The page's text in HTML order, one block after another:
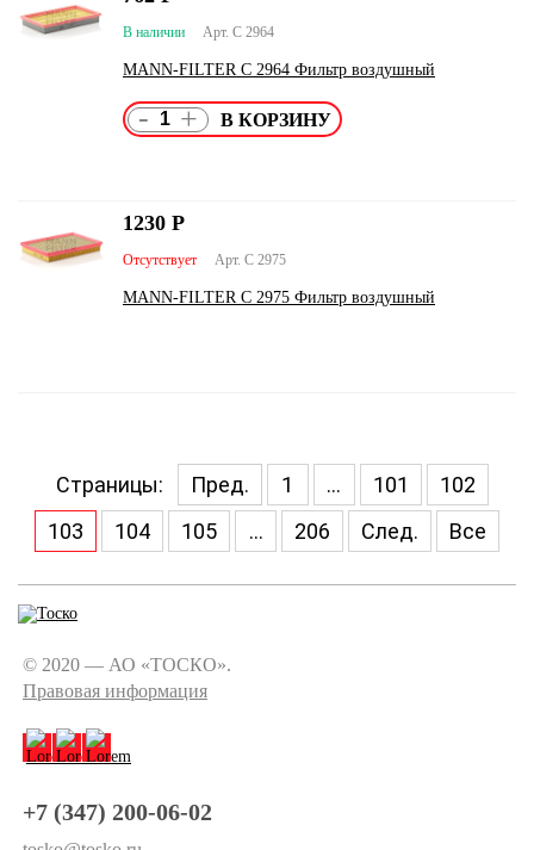
Арт. C 2964
В наличии
MANN-FILTER C 2964 Фильтр воздушный
- +
Арт. C 2975
Отсутствует
MANN-FILTER C 2975 Фильтр воздушный
1230 Р
Страницы: Пред. 1 ... 101
102
103
104 105 ... 206 След. Все
© 2020 — АО «ТОСКО».
Правовая информация
+7 (347) 200-06-02